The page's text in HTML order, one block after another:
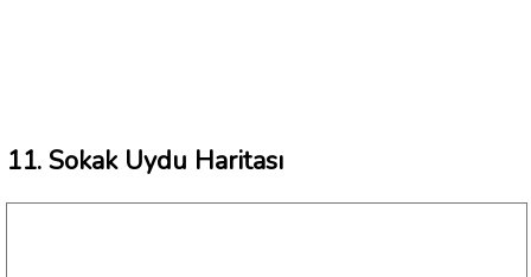
11. Sokak Uydu Haritası